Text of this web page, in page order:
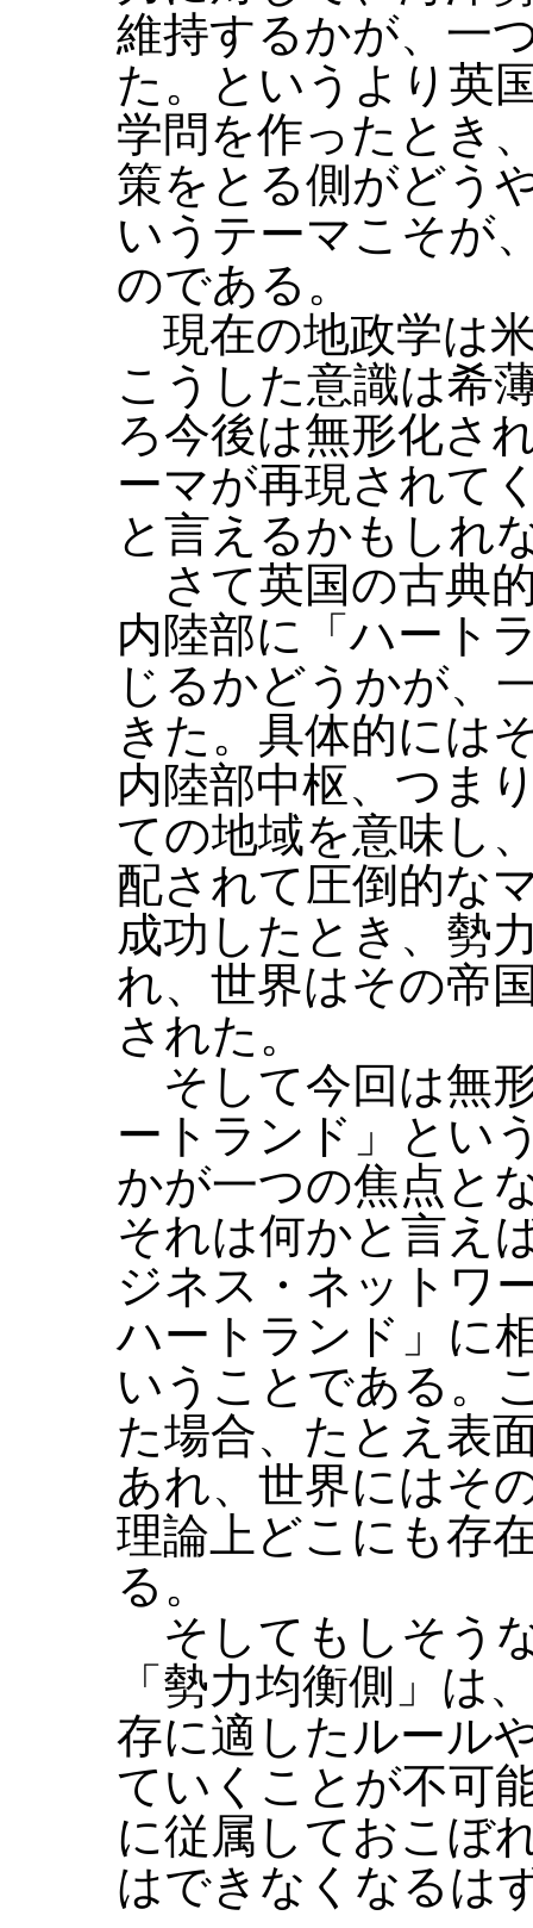
維持するかが、一
た。というより英
学問を作ったとき
策をとる側がどう
いうテーマこそが
のである。
現在の地政学は
こうした意識は希
ろ今後は無形化さ
ーマが再現されて
と言えるかもしれ
さて英国の古典
内陸部に「ハート
じるかどうかが、
きた。具体的には
内陸部中枢、つま
ての地域を意味し
配されて圧倒的な
成功したとき、勢
れ、世界はその帝
された。
そして今回は無
ートランド」とい
かが一つの焦点と
それは何かと言え
ジネス・ネットワ
ハートランド」に
いうことである。
た場合、たとえ表
あれ、世界にはそ
理論上どこにも存
る。
そしてもしそう
「勢力均衡側」は
存に適したルール
ていくことが不可
に従属しておこぼ
はできなくなるは